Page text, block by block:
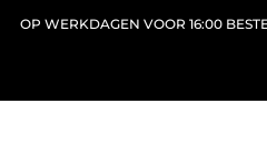
OP WERKDAGEN VOOR 16:00